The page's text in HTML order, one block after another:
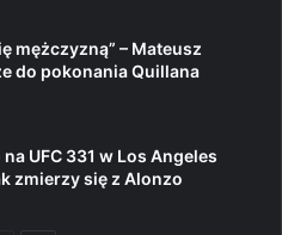
mężczyzną” – Mateusz
do pokonania Quillana
UFC 331 w Los Angeles
zmierzy się z Alonzo